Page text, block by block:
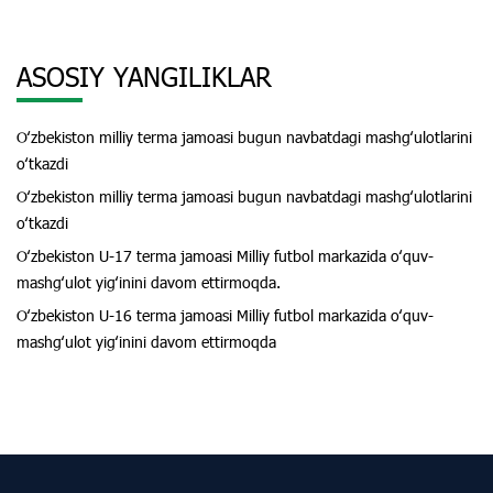
ASOSIY YANGILIKLAR
Oʻzbekiston milliy terma jamoasi bugun navbatdagi mashgʻulotlarini
oʻtkazdi
Oʻzbekiston milliy terma jamoasi bugun navbatdagi mashgʻulotlarini
oʻtkazdi
Oʻzbekiston U-17 terma jamoasi Milliy futbol markazida oʻquv-
mashgʻulot yigʻinini davom ettirmoqda.
Oʻzbekiston U-16 terma jamoasi Milliy futbol markazida oʻquv-
mashgʻulot yigʻinini davom ettirmoqda